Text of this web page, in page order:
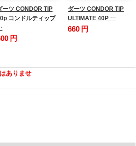
ーツ CONDOR TIP
コンドルティップ
円
ダーツ CONDOR TIP
ULTIMATE 40P …
660 円
ありませ